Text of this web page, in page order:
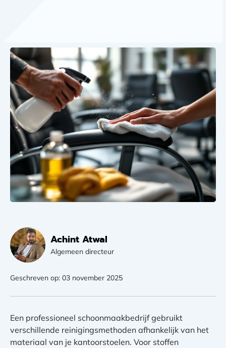
Achint Atwal
Algemeen directeur
Geschreven op: 03 november 2025
Een professioneel schoonmaakbedrijf gebruikt
verschillende reinigingsmethoden afhankelijk van het
materiaal van je kantoorstoelen. Voor stoffen